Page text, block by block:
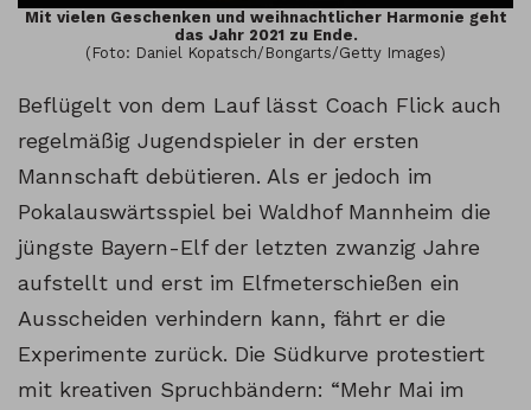
Mit vielen Geschenken und weihnachtlicher Harmonie geht
das Jahr 2021 zu Ende.
(Foto: Daniel Kopatsch/Bongarts/Getty Images)
Beflügelt von dem Lauf lässt Coach Flick auch
regelmäßig Jugendspieler in der ersten
Mannschaft debütieren. Als er jedoch im
Pokalauswärtsspiel bei Waldhof Mannheim die
jüngste Bayern-Elf der letzten zwanzig Jahre
aufstellt und erst im Elfmeterschießen ein
Ausscheiden verhindern kann, fährt er die
Experimente zurück. Die Südkurve protestiert
mit kreativen Spruchbändern: “Mehr Mai im